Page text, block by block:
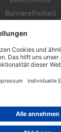
Barrierefreiheit
Kampahire
Kampagnenforum
LeadNow